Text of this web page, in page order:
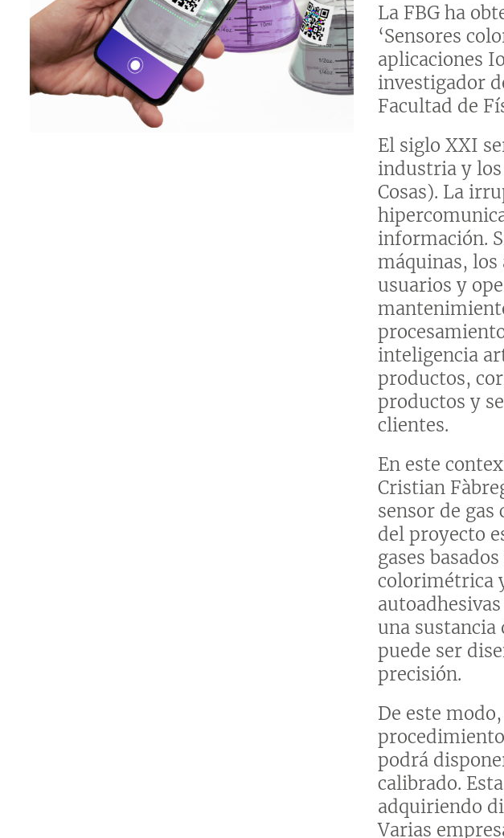
La FBG ha
‘Sensores
aplicaciones
investigador
Facultad de
El siglo XXI
industria y
Cosas). La
información.
máquinas, los
usuarios y
inteligencia
productos,
productos y
clientes.
En este
Cristian
sensor de
del proyecto
gases
colorimétrica
una sustancia
puede ser
precisión.
De este
podrá
calibrado.
adquiriendo
Varias